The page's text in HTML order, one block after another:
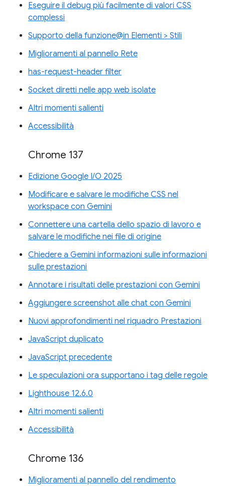
Eseguire il debug più facilmente di valori CSS
complessi
Supporto della funzione@in Elementi > Stili
Miglioramenti al pannello Rete
has-request-header filter
Socket diretti nelle app web isolate
Altri momenti salienti
Accessibilità
Chrome 137
Edizione Google I/O 2025
Modificare e salvare le modifiche CSS nel
workspace con Gemini
Connettere una cartella dello spazio di lavoro e
salvare le modifiche nei file di origine
Chiedere a Gemini informazioni sulle informazioni
sulle prestazioni
Annotare i risultati delle prestazioni con Gemini
Aggiungere screenshot alle chat con Gemini
Nuovi approfondimenti nel riquadro Prestazioni
JavaScript duplicato
JavaScript precedente
Le speculazioni ora supportano i tag delle regole
Lighthouse 12.6.0
Altri momenti salienti
Accessibilità
Chrome 136
Miglioramenti al pannello del rendimento